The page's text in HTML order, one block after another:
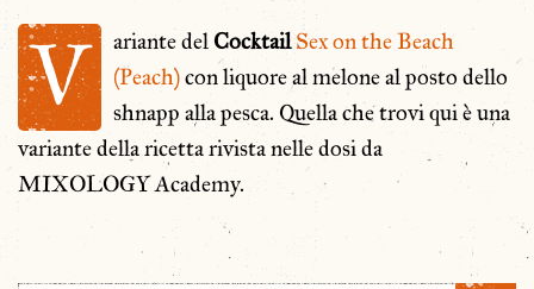
V ariante del CocktailSex on the Beach
(Peach)con liquore al melone al posto dello
shnapp alla pesca. Quella che trovi qui è una
variante della ricetta rivista nelle dosi da
MIXOLOGY Academy.